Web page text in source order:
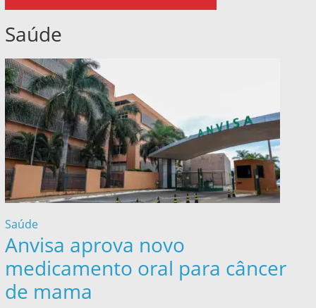
Saúde
Saúde
Anvisa aprova novo
medicamento oral para câncer
de mama